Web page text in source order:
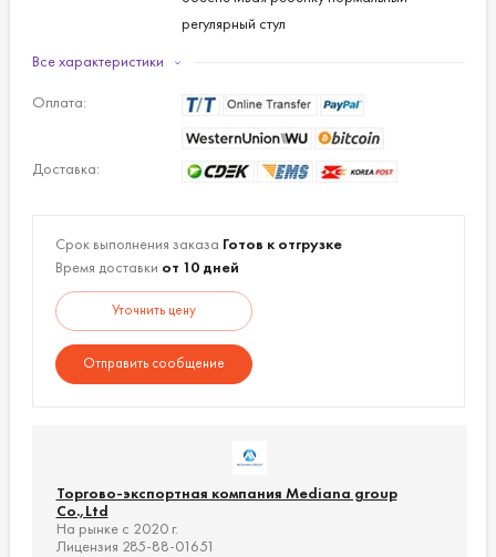
регулярный стул
клеток
● Витамин D необходим для лучшего
усвоения кальция и фосфора, для
формирования костей
Цинк - 8,5мг;
калорийность - 8 ккал;
углеводы - 2 г (1%);
белок - 0 г (0%);
жир - 0 г (0%);
предосторожности:
В случае каких-либо отклонений или
аллергической реакции на принятие
обратитесь к специалисту.
Все характеристики
Оплата:
Доставка:
Срок выполнения заказа Готов к отгрузке
Время доставки от 10 дней
Уточнить цену
Отправить сообщение
Торгово-экспортная компания Mediana group
Co.,Ltd
На рынке с 2020 г.
Лицензия 285-88-01651